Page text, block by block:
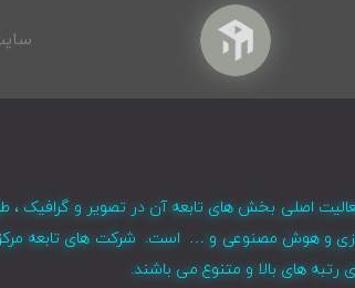
اصلی بخش های تابعه آن در تصویر و گرافیک
و هوش مصنوعی و … است. شرکت های تابعه
رتبه های بالا و متنوع می باشند.